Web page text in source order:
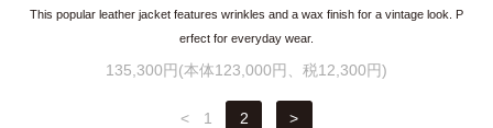
This popular leather jacket features wrinkles and a wax finish for a vintage look. P
erfect for everyday wear.
135,300円(本体123,000円、税12,300円)
< 1 2 >